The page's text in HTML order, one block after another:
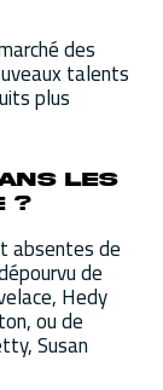
des
talents
plus
les
?
absentes de
de
Hedy
ou de
Susan